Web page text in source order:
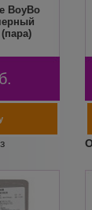
BoyBo